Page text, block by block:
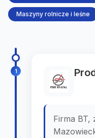
Maszyny rolnicze i leśne
1
Firma BT,